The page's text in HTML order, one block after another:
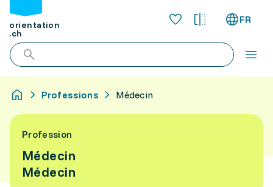
orientation
.ch
FR
Professions Médecin
Profession
Médecin
Médecin